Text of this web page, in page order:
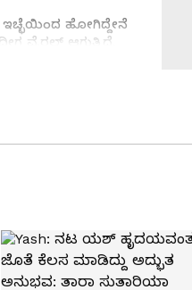
ಇಚ್ಛೆಯಿಂದ ಹೋಗಿದ್ದೇನೆ
ವೈರಲ್ ಆಗುತ್ತಿದೆ.
ಬರಲು ಹೇಳಿದ್ದೆ.
ತೊಂದರೆ ಕೊಡಬೇಡಿ.
ವೀಡಿಯೋದಲ್ಲಿ